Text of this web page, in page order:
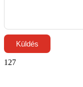
Küldés
127